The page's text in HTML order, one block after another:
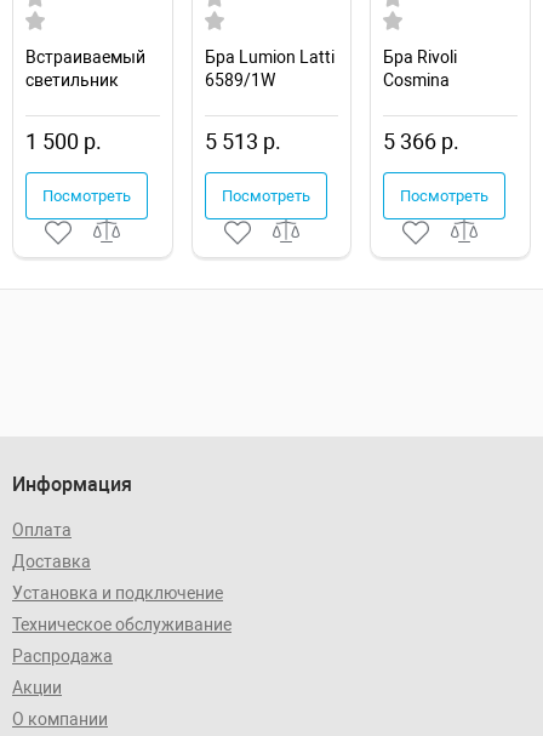
Встраиваемый
светильник
1 500 р.
Посмотреть
Бра Lumion Latti
6589/1W
5 513 р.
Посмотреть
Бра Rivoli
Cosmina
5 366 р.
Посмотреть
Информация
Оплата
Доставка
Установка и подключение
Техническое обслуживание
Распродажа
Акции
О компании